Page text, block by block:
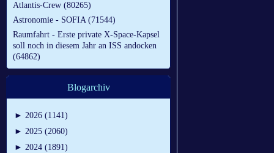
Atlantis-Crew (80265)
Astronomie - SOFIA (71544)
Raumfahrt - Erste private X-Space-Kapsel
soll noch in diesem Jahr an ISS andocken
(64862)
Blogarchiv
► 2026 (1141)
► 2025 (2060)
► 2024 (1891)